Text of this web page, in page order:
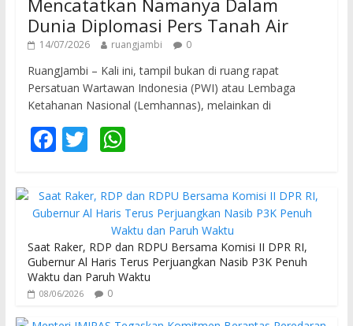
Mencatatkan Namanya Dalam
Dunia Diplomasi Pers Tanah Air
14/07/2026 ruangjambi 0
RuangJambi – Kali ini, tampil bukan di ruang rapat
Persatuan Wartawan Indonesia (PWI) atau Lembaga
Ketahanan Nasional (Lemhannas), melainkan di
F
e
b
o
o
k
T
itt
er
W
at
s
A
p
p
Saat Raker, RDP dan RDPU Bersama Komisi II DPR RI,
Gubernur Al Haris Terus Perjuangkan Nasib P3K Penuh
Waktu dan Paruh Waktu
08/06/2026 0